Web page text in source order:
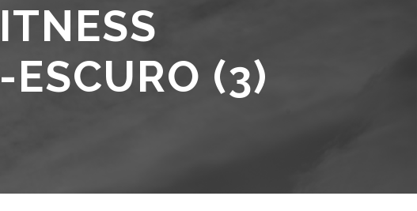
ESCURO (3)